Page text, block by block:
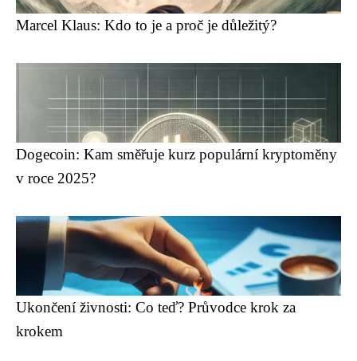
Marcel Klaus: Kdo to je a proč je důležitý?
Dogecoin: Kam směřuje kurz populární kryptoměny
v roce 2025?
Ukončení živnosti: Co teď? Průvodce krok za
krokem